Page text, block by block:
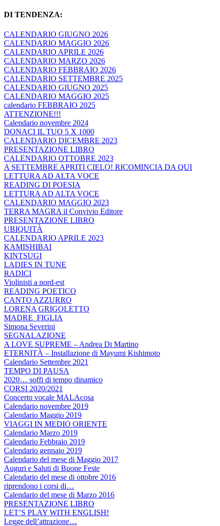
DI TENDENZA:
CALENDARIO GIUGNO 2026
CALENDARIO MAGGIO 2026
CALENDARIO APRILE 2026
CALENDARIO MARZO 2026
CALENDARIO FEBBRAIO 2026
CALENDARIO SETTEMBRE 2025
CALENDARIO GIUGNO 2025
CALENDARIO MAGGIO 2025
calendario FEBBRAIO 2025
ATTENZIONE!!!
Calendario novembre 2024
DONACI IL TUO 5 X 1000
CALENDARIO DICEMBRE 2023
PRESENTAZIONE LIBRO
CALENDARIO OTTOBRE 2023
A SETTEMBRE APRITI CIELO! RICOMINCIA DA QUI
LETTURA AD ALTA VOCE
READING DI POESIA
LETTURA AD ALTA VOCE
CALENDARIO MAGGIO 2023
TERRA MAGRA il Convivio Editore
PRESENTAZIONE LIBRO
UBIQUITÀ
CALENDARIO APRILE 2023
KAMISHIBAI
KINTSUGI
LADIES IN TUNE
RADICI
Violinisti a nord-est
READING POETICO
CANTO AZZURRO
LORENA GRIGOLETTO
MADRE_FIGLIA
Simona Severini
SEGNALAZIONE
A LOVE SUPREME – Andrea Di Martino
ETERNITÀ – Installazione di Mayumi Kishimoto
Calendario Settembre 2021
TEMPO DI PAUSA
2020… soffi di tempo dinamico
CORSI 2020/2021
Concerto vocale MALAcosa
Calendario novembre 2019
Calendario Maggio 2019
VIAGGI IN MEDIO ORIENTE
Calendario Marzo 2019
Calendario Febbraio 2019
Calendario gennaio 2019
Calendario del mese di Maggio 2017
Auguri e Saluti di Buone Feste
Calendario del mese di ottobre 2016
riprendono i corsi di…
Calendario del mese di Marzo 2016
PRESENTAZIONE LIBRO
LET’S PLAY WITH ENGLISH!
Legge dell’attrazione…